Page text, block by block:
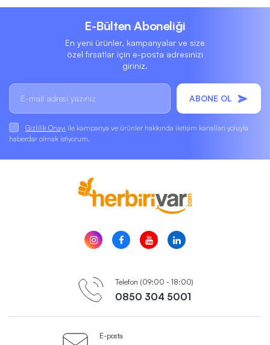
E-Bülten Aboneliği
En yeni ürünler, kampanyalar ve size
özel fırsatlar için e-posta adresinizi
giriniz.
ABONE OL
Gizlilik Onayı ile kampanya ve ürünler hakkında iletişim kanalları yoluyla
haberdar olmak istiyorum.
Telefon (09:00 - 18:00)
0850 304 5001
E-posta